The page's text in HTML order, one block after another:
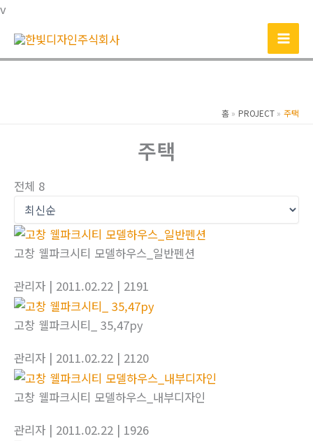
v
츠
로
홈 PROJECT 주택
주택
전체 8
고창 웰파크시티 모델하우스_일반펜션
관리자 | 2011.02.22 | 2191
고창 웰파크시티_ 35,47py
관리자 | 2011.02.22 | 2120
고창 웰파크시티 모델하우스_내부디자인
관리자 | 2011.02.22 | 1926